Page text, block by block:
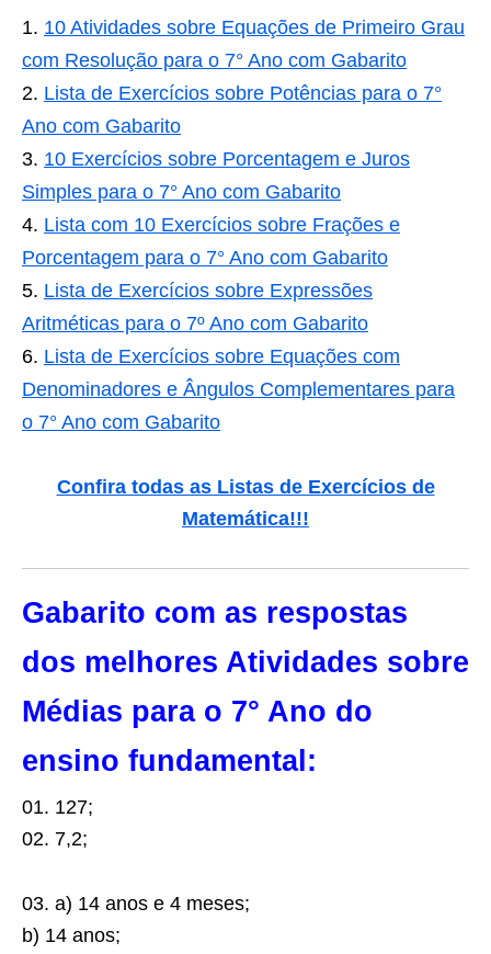
10 Atividades sobre Equações de Primeiro Grau
com Resolução para o 7° Ano com Gabarito
Lista de Exercícios sobre Potências para o 7°
Ano com Gabarito
10 Exercícios sobre Porcentagem e Juros
Simples para o 7° Ano com Gabarito
Lista com 10 Exercícios sobre Frações e
Porcentagem para o 7° Ano com Gabarito
Lista de Exercícios sobre Expressões
Aritméticas para o 7º Ano com Gabarito
Lista de Exercícios sobre Equações com
Denominadores e Ângulos Complementares para
o 7° Ano com Gabarito
Confira todas as Listas de Exercícios de
Matemática!!!
Gabarito com as respostas
dos melhores Atividades sobre
Médias para o 7° Ano do
ensino fundamental:
01. 127;
02. 7,2;
03. a) 14 anos e 4 meses;
b) 14 anos;